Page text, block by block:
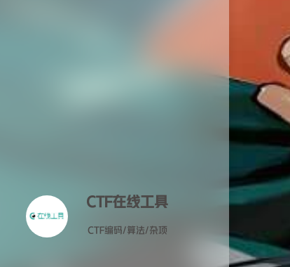
CTF在线工具
CTF编码/算法/杂项